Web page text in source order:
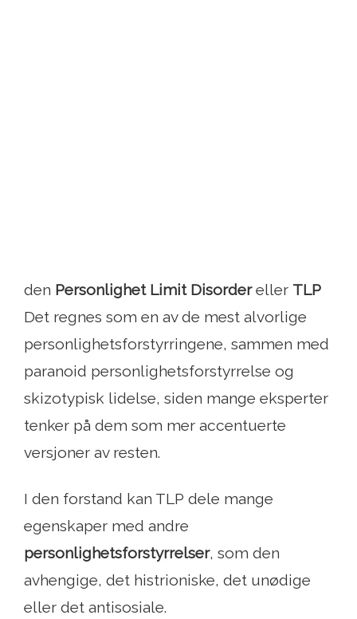
den Personlighet Limit Disordereller TLP
Det regnes som en av de mest alvorlige
personlighetsforstyrringene, sammen med
paranoid personlighetsforstyrrelse og
skizotypisk lidelse, siden mange eksperter
tenker på dem som mer accentuerte
versjoner av resten.
I den forstand kan TLP dele mange
egenskaper med andre
personlighetsforstyrrelser, som den
avhengige, det histrioniske, det unødige
eller det antisosiale.